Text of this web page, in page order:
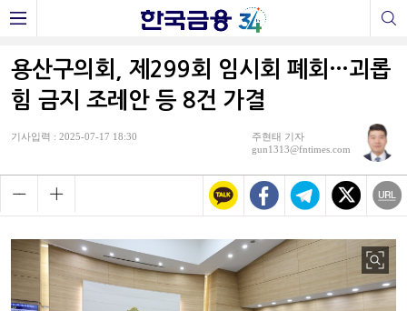
용산구의회, 제299회 임시회 폐회…괴롭
힘 금지 조레안 등 8건 가결
기사입력 : 2025-07-17 18:30
주현태 기자
gun1313@fntimes.com